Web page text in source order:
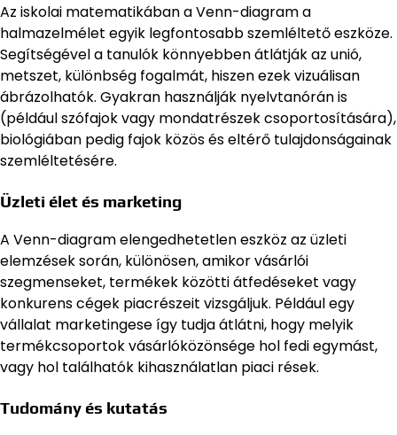
Az iskolai matematikában a Venn-diagram a
halmazelmélet egyik legfontosabb szemléltető eszköze.
Segítségével a tanulók könnyebben átlátják az unió,
metszet, különbség fogalmát, hiszen ezek vizuálisan
ábrázolhatók. Gyakran használják nyelvtanórán is
(például szófajok vagy mondatrészek csoportosítására),
biológiában pedig fajok közös és eltérő tulajdonságainak
szemléltetésére.
Üzleti élet és marketing
A Venn-diagram elengedhetetlen eszköz az üzleti
elemzések során, különösen, amikor vásárlói
szegmenseket, termékek közötti átfedéseket vagy
konkurens cégek piacrészeit vizsgáljuk. Például egy
vállalat marketingese így tudja átlátni, hogy melyik
termékcsoportok vásárlóközönsége hol fedi egymást,
vagy hol találhatók kihasználatlan piaci rések.
Tudomány és kutatás